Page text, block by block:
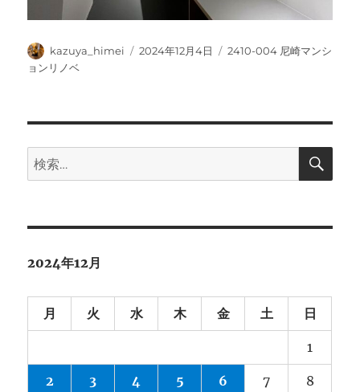
投
稿
kazuya_himei
投
2024年12月4日
カ
2410-004 尼崎マンシ
ョンリノベ
検
索:
検
2024年12月
月 火 水 木 金 土 日
1
2 3 4 5 6 7 8